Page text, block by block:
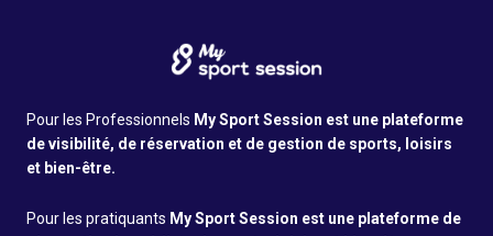
Pour les Professionnels My Sport Session est une plateforme
de visibilité, de réservation et de gestion de sports, loisirs
et bien-être.
Pour les pratiquants My Sport Session est une plateforme de